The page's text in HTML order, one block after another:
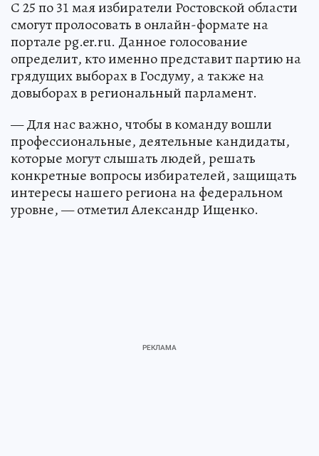
С 25 по 31 мая избиратели Ростовской области
смогут пролосовать в онлайн-формате на
портале pg.er.ru. Данное голосование
определит, кто именно представит партию на
грядущих выборах в Госдуму, а также на
довыборах в региональный парламент.
— Для нас важно, чтобы в команду вошли
профессиональные, деятельные кандидаты,
которые могут слышать людей, решать
конкретные вопросы избирателей, защищать
интересы нашего региона на федеральном
уровне, — отметил Александр Ищенко.